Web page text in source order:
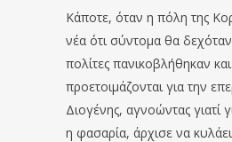
Κάποτε, όταν η πόλη της
νέα ότι σύντομα θα
πολίτες πανικοβλήθηκαν
προετοιμάζονται για την
Διογένης, αγνοώντας γιατί
η φασαρία, άρχισε να